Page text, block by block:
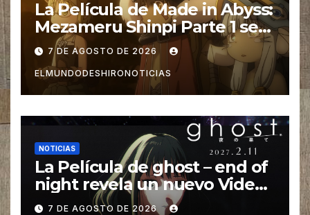
La Película de Made in Abyss:
Mezameru Shinpi Parte 1 se
estrena el 23 de Octubre
7 DE AGOSTO DE 2026
ELMUNDODESHIRONOTICIAS
NOTICIAS
La Película de ghost – end of
night revela un nuevo Video
promocional
7 DE AGOSTO DE 2026